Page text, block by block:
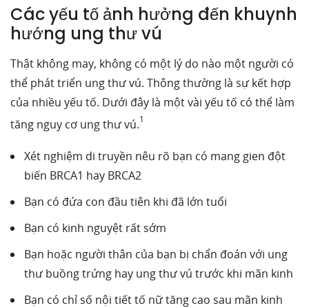
Các yếu tố ảnh hưởng đến khuynh
hướng ung thư vú
Thật không may, không có một lý do nào một người có
thể phát triển ung thư vú. Thông thường là sự kết hợp
của nhiều yếu tố. Dưới đây là một vài yếu tố có thể làm
tăng nguy cơ ung thư vú.1
Xét nghiệm di truyền nêu rõ bạn có mang gien đột
biến BRCA1 hay BRCA2
Bạn có đứa con đầu tiên khi đã lớn tuổi
Bạn có kinh nguyệt rất sớm
Bạn hoặc người thân của bạn bị chẩn đoán với ung
thư buồng trứng hay ung thư vú trước khi mãn kinh
Bạn có chỉ số nội tiết tố nữ tăng cao sau mãn kinh